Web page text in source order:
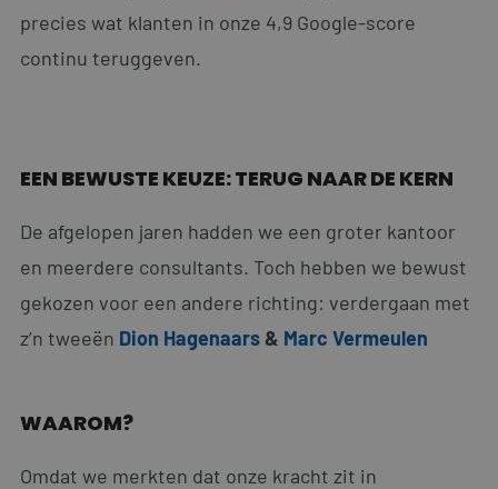
precies wat klanten in onze 4,9 Google-score
continu teruggeven.
EEN BEWUSTE KEUZE: TERUG NAAR DE KERN
De afgelopen jaren hadden we een groter kantoor
en meerdere consultants. Toch hebben we bewust
gekozen voor een andere richting: verdergaan met
z’n tweeën Dion Hagenaars& Marc Vermeulen
WAAROM?
Omdat we merkten dat onze kracht zit in